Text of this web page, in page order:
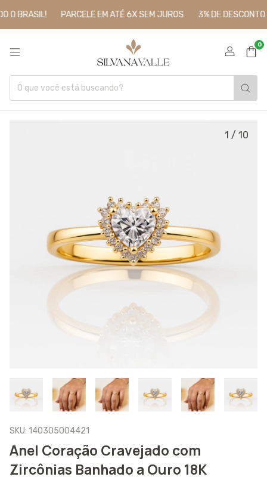
BRASIL! PARCELE EM ATÉ 6X SEM JUROS 3% DE DESCONTO
0
1 / 10
SKU: 140305004421
Anel Coração Cravejado com
Zircônias Banhado a Ouro 18K